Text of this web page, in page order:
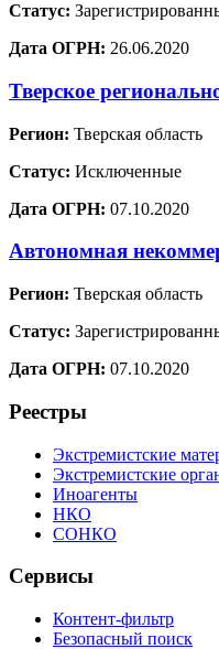
Статус:
Дата ОГРН: 26.06.2020
Тверское
Регион: Тверская область
Статус: Исключенные
Дата ОГРН: 07.10.2020
Автономная
Регион: Тверская область
Статус:
Дата ОГРН: 07.10.2020
Реестры
Экстремистские
Экстремистские
Иноагенты
НКО
СОНКО
Сервисы
Контент-фильтр
Безопасный поиск